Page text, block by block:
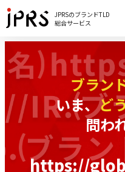
JPRSのブランドTLD
総合サービス
ブラン
いま、ど
問わ
https://